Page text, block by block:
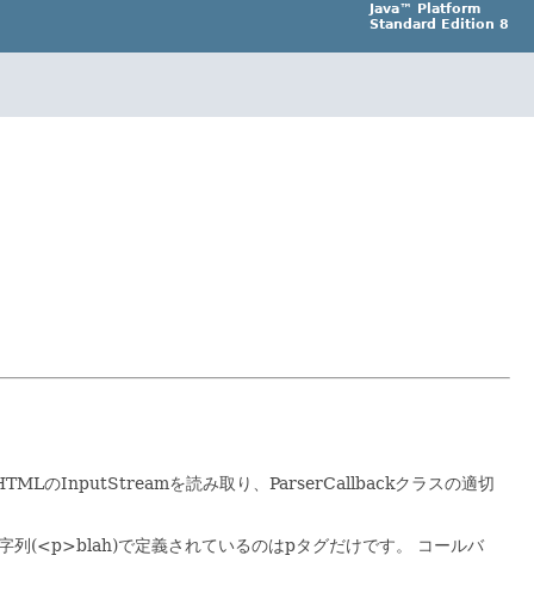
Java™ Platform
Standard Edition 8
のInputStreamを読み取り、ParserCallbackクラスの適切
列(<p>blah)で定義されているのはpタグだけです。
コールバ